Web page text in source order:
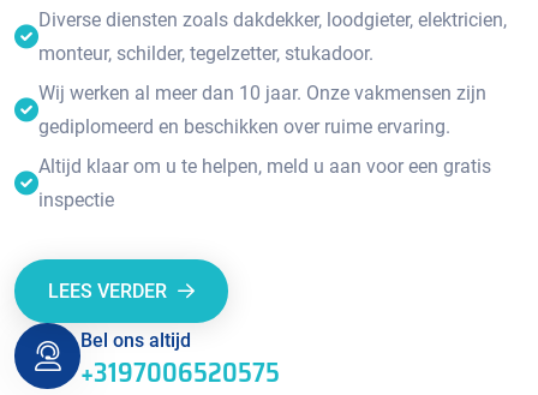
Diverse diensten zoals dakdekker, loodgieter, elektricien,
monteur, schilder, tegelzetter, stukadoor.
Wij werken al meer dan 10 jaar. Onze vakmensen zijn
gediplomeerd en beschikken over ruime ervaring.
Altijd klaar om u te helpen, meld u aan voor een gratis
inspectie
LEES VERDER
Bel ons altijd
+3197006520575